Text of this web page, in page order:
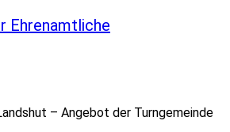
Ehrenamtliche
– Angebot der Turngemeinde